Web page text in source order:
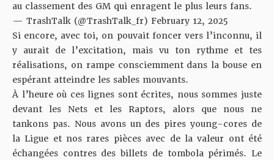
au classement des GM qui enragent le plus leurs fans.
— TrashTalk (@TrashTalk_fr) February 12, 2025
Si encore, avec toi, on pouvait foncer vers l’inconnu, il
y aurait de l’excitation, mais vu ton rythme et tes
réalisations, on rampe consciemment dans la bouse en
espérant atteindre les sables mouvants.
À l’heure où ces lignes sont écrites, nous sommes juste
devant les Nets et les Raptors, alors que nous ne
tankons pas. Nous avons un des pires young-cores de
la Ligue et nos rares pièces avec de la valeur ont été
échangées contres des billets de tombola périmés. Le